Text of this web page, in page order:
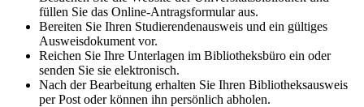
füllen Sie das Online-Antragsformular aus.
Bereiten Sie Ihren Studierendenausweis und ein gültiges
Ausweisdokument vor.
Reichen Sie Ihre Unterlagen im Bibliotheksbüro ein oder
senden Sie sie elektronisch.
Nach der Bearbeitung erhalten Sie Ihren Bibliotheksausweis
per Post oder können ihn persönlich abholen.